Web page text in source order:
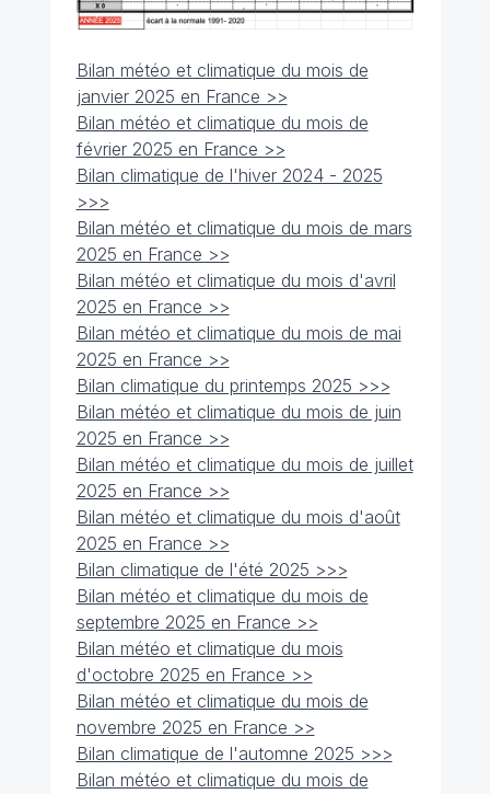
Bilan météo et climatique du mois de
janvier 2025 en France >>
Bilan météo et climatique du mois de
février 2025 en France >>
Bilan climatique de l'hiver 2024 - 2025
>>>
Bilan météo et climatique du mois de mars
2025 en France >>
Bilan météo et climatique du mois d'avril
2025 en France >>
Bilan météo et climatique du mois de mai
2025 en France >>
Bilan climatique du printemps 2025 >>>
Bilan météo et climatique du mois de juin
2025 en France >>
Bilan météo et climatique du mois de juillet
2025 en France >>
Bilan météo et climatique du mois d'août
2025 en France >>
Bilan climatique de l'été 2025 >>>
Bilan météo et climatique du mois de
septembre 2025 en France >>
Bilan météo et climatique du mois
d'octobre 2025 en France >>
Bilan météo et climatique du mois de
novembre 2025 en France >>
Bilan climatique de l'automne 2025 >>>
Bilan météo et climatique du mois de